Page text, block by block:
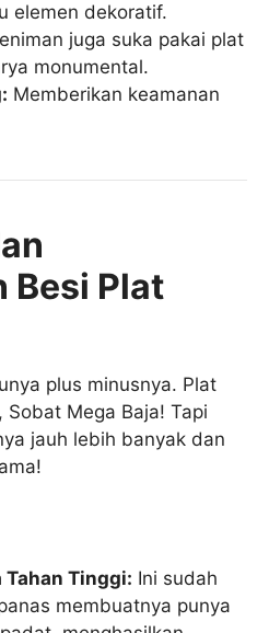
elemen dekoratif.
juga suka pakai plat
monumental.
Memberikan keamanan
Besi Plat
plus minusnya. Plat
Mega Baja! Tapi
jauh lebih banyak dan
Tahan Tinggi: Ini sudah
membuatnya punya